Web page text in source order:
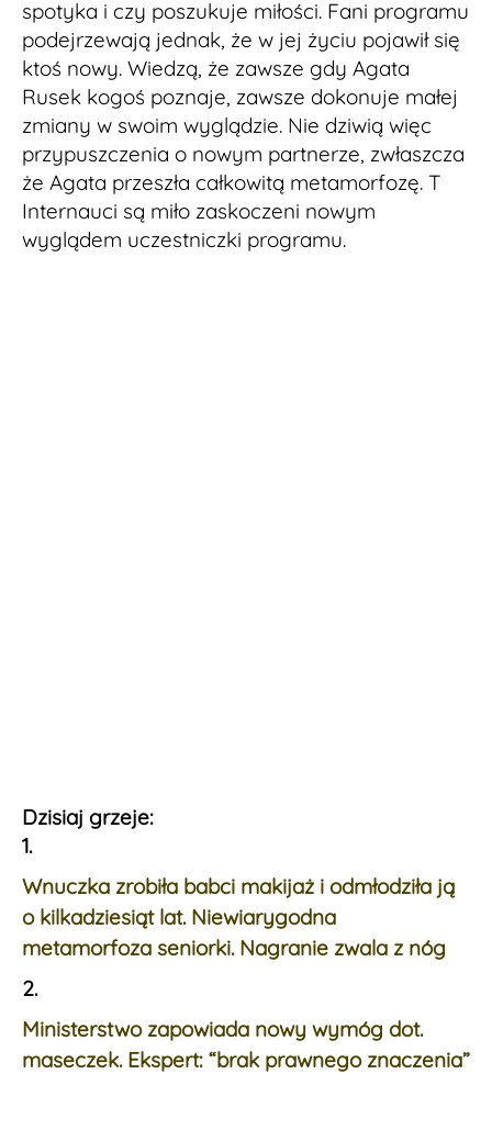
spotyka i czy poszukuje miłości. Fani programu
podejrzewają jednak, że w jej życiu pojawił się
ktoś nowy. Wiedzą, że zawsze gdy Agata
Rusek kogoś poznaje, zawsze dokonuje małej
zmiany w swoim wyglądzie. Nie dziwią więc
przypuszczenia o nowym partnerze, zwłaszcza
że Agata przeszła całkowitą metamorfozę. T
Internauci są miło zaskoczeni nowym
wyglądem uczestniczki programu.
Dzisiaj grzeje:
1.
Wnuczka zrobiła babci makijaż i odmłodziła ją
o kilkadziesiąt lat. Niewiarygodna
metamorfoza seniorki. Nagranie zwala z nóg
2.
Ministerstwo zapowiada nowy wymóg dot.
maseczek. Ekspert: “brak prawnego znaczenia”